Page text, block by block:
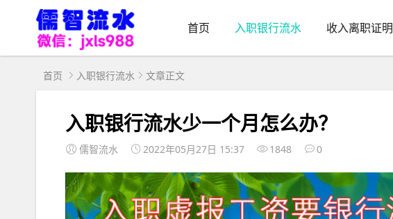
首页 入职银行流水 收入离职证明
首页 入职银行流水 文章正文
入职银行流水少一个月怎么办？
儒智流水 2022年05月27日 15:37 1848 0